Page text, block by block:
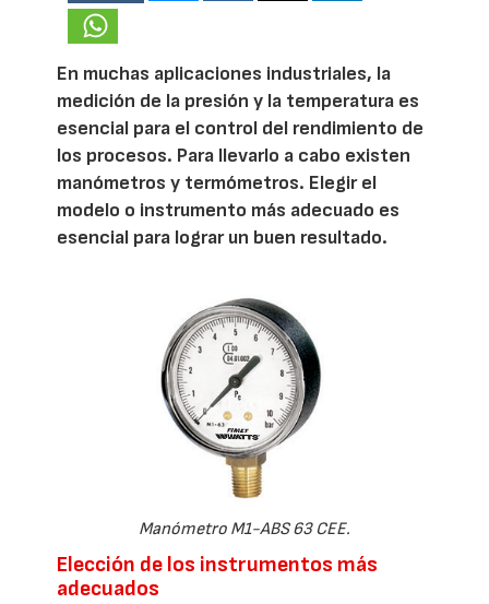
En muchas aplicaciones industriales, la
medición de la presión y la temperatura es
esencial para el control del rendimiento de
los procesos. Para llevarlo a cabo existen
manómetros y termómetros. Elegir el
modelo o instrumento más adecuado es
esencial para lograr un buen resultado.
Manómetro M1-ABS 63 CEE.
Elección de los instrumentos más
adecuados